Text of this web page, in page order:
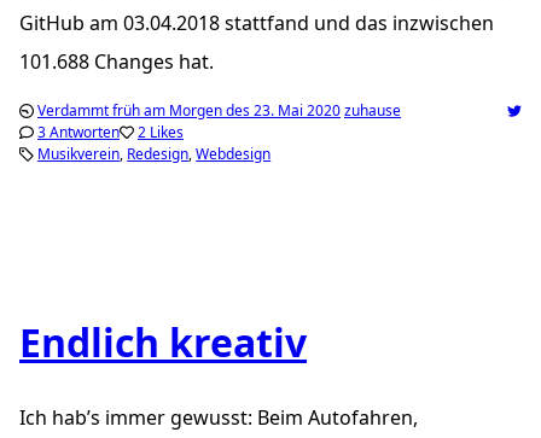
GitHub am 03.04.2018 stattfand und das inzwischen
101.688 Changes hat.
Verdammt früh am Morgen des 23. Mai 2020zuhause
3 Antworten
2 Likes
Musikverein Redesign Webdesign
Endlich kreativ
Ich hab’s immer gewusst: Beim Autofahren,